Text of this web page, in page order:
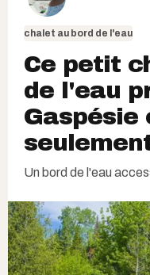
chalet au bord de l'eau
Ce petit
de l'eau
Gaspésie
Un bord de l'eau